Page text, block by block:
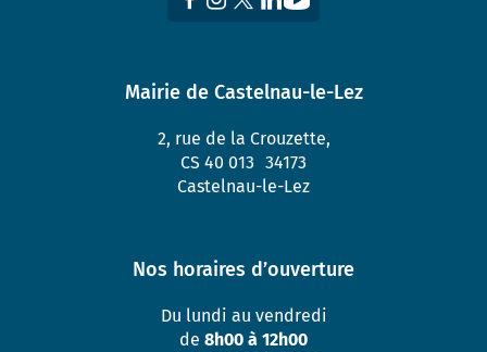
Mairie de Castelnau-le-Lez
2, rue de la Crouzette,
CS 40 013 34173
Castelnau-le-Lez
Nos horaires d’ouverture
Du lundi au vendredi
de 8h00 à 12h00